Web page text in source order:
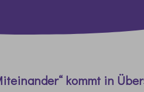
kommt in